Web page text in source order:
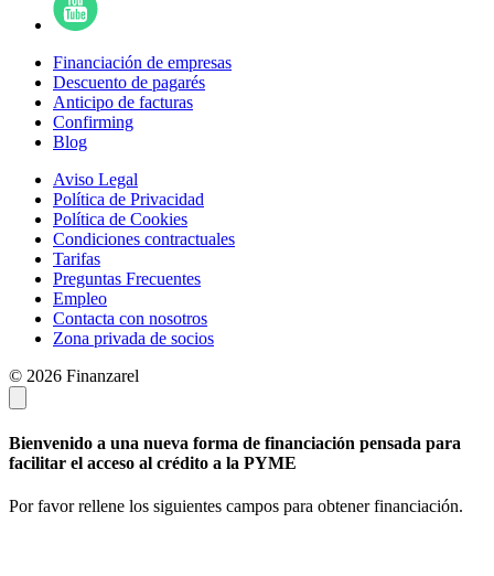
Financiación de empresas
Descuento de pagarés
Anticipo de facturas
Confirming
Blog
Aviso Legal
Política de Privacidad
Política de Cookies
Condiciones contractuales
Tarifas
Preguntas Frecuentes
Empleo
Contacta con nosotros
Zona privada de socios
© 2026 Finanzarel
Bienvenido a una nueva forma de financiación pensada para
facilitar el acceso al crédito a la PYME
Por favor rellene los siguientes campos para obtener financiación.